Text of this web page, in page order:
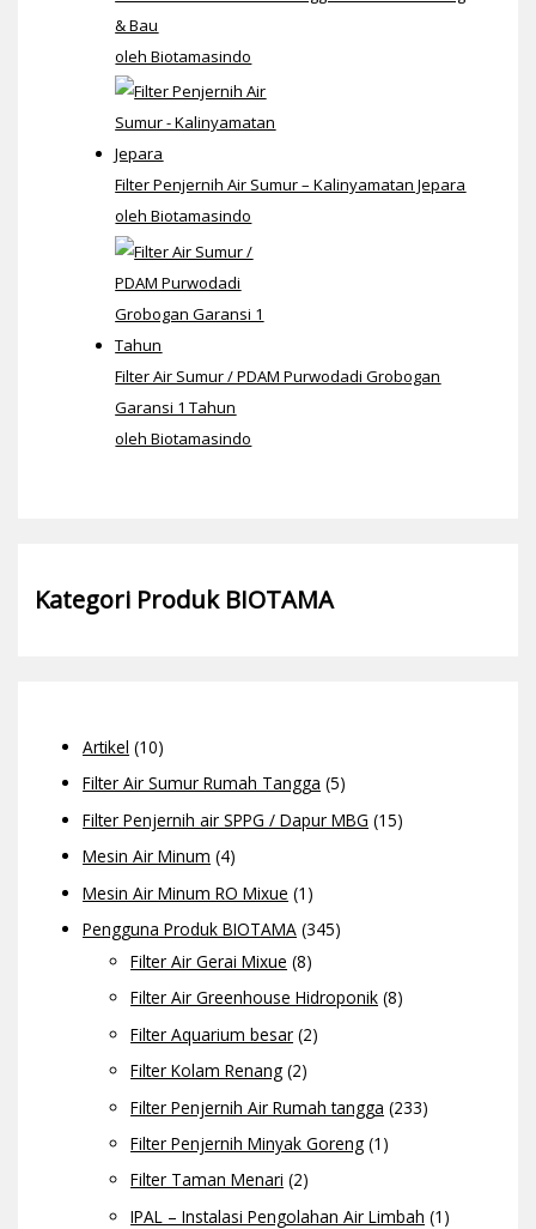
& Bau
oleh Biotamasindo
Filter Penjernih Air Sumur – Kalinyamatan Jepara
oleh Biotamasindo
Filter Air Sumur / PDAM Purwodadi Grobogan
Garansi 1 Tahun
oleh Biotamasindo
Kategori Produk BIOTAMA
Artikel (10)
Filter Air Sumur Rumah Tangga (5)
Filter Penjernih air SPPG / Dapur MBG (15)
Mesin Air Minum (4)
Mesin Air Minum RO Mixue (1)
Pengguna Produk BIOTAMA (345)
Filter Air Gerai Mixue (8)
Filter Air Greenhouse Hidroponik (8)
Filter Aquarium besar (2)
Filter Kolam Renang (2)
Filter Penjernih Air Rumah tangga (233)
Filter Penjernih Minyak Goreng (1)
Filter Taman Menari (2)
IPAL – Instalasi Pengolahan Air Limbah (1)